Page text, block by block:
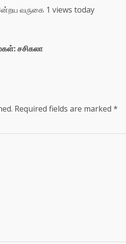
வருகை 1 views today
சசிகலா
Required fields are marked *